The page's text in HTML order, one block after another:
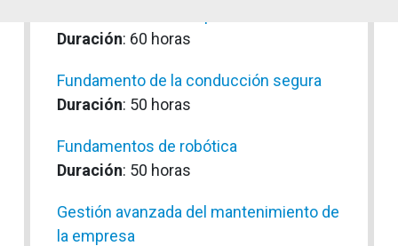
Duración: 60 horas
Fundamento de la conducción segura
Duración: 50 horas
Fundamentos de robótica
Duración: 50 horas
Gestión avanzada del mantenimiento de
la empresa